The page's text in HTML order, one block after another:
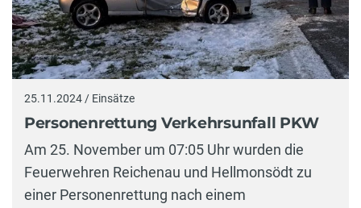
25.11.2024 / Einsätze
Personenrettung Verkehrsunfall PKW
Am 25. November um 07:05 Uhr wurden die
Feuerwehren Reichenau und Hellmonsödt zu
einer Personenrettung nach einem